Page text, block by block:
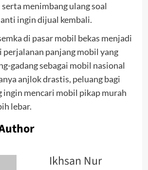
menimbang ulang soal
ingin dijual kembali.
di pasar mobil bekas menjadi
perjalanan panjang mobil yang
gadang sebagai mobil nasional
anjlok drastis, peluang bagi
ingin mencari mobil pikap murah
lebar.
Ikhsan Nur